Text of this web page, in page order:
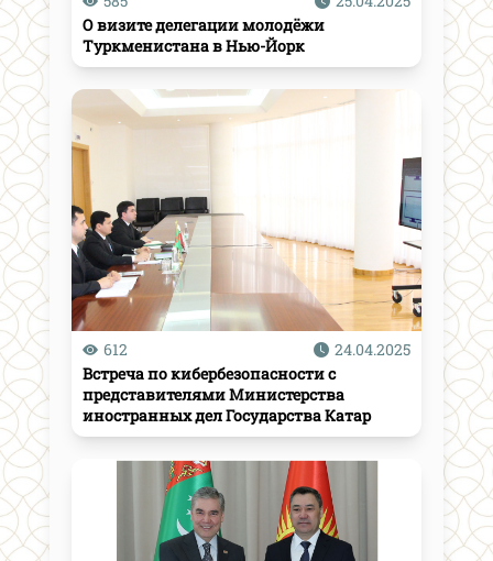
О визите делегации молодёжи
Туркменистана в Нью-Йорк
612
24.04.2025
Встреча по кибербезопасности с
представителями Министерства
иностранных дел Государства Катар